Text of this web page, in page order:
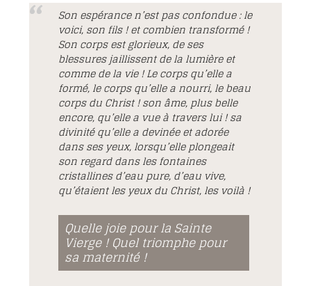
Son espérance n’est pas confondue : le
voici, son fils ! et combien transformé !
Son corps est glorieux, de ses
blessures jaillissent de la lumière et
comme de la vie ! Le corps qu’elle a
formé, le corps qu’elle a nourri, le beau
corps du Christ ! son âme, plus belle
encore, qu’elle a vue à travers lui ! sa
divinité qu’elle a devinée et adorée
dans ses yeux, lorsqu’elle plongeait
son regard dans les fontaines
cristallines d’eau pure, d’eau vive,
qu’étaient les yeux du Christ, les voilà !
Quelle joie pour la Sainte
Vierge ! Quel triomphe pour
sa maternité !